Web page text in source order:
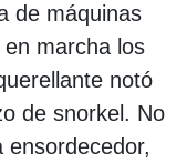
de máquinas
marcha los
notó
de snorkel. No